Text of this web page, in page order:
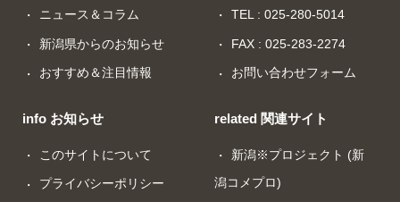
ニュース＆コラム
新潟県からのお知らせ
おすすめ＆注目情報
info お知らせ
このサイトについて
プライバシーポリシー
TEL : 025-280-5014
FAX : 025-283-2274
お問い合わせフォーム
related 関連サイト
新潟※プロジェクト (新
潟コメプロ)